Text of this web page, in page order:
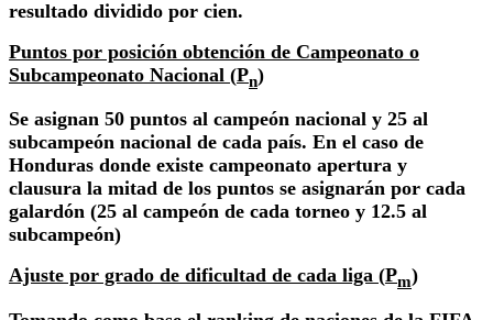
resultado dividido por cien.
Puntos por posición obtención de Campeonato o
Subcampeonato Nacional (Pn)
Se asignan 50 puntos al campeón nacional y 25 al
subcampeón nacional de cada país. En el caso de
Honduras donde existe campeonato apertura y
clausura la mitad de los puntos se asignarán por cada
galardón (25 al campeón de cada torneo y 12.5 al
subcampeón)
Ajuste por grado de dificultad de cada liga (Pm)